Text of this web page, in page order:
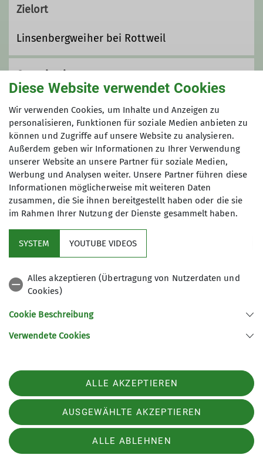
Zielort
Linsenbergweiher bei Rottweil
Organisation
Michael Cieminski
0741 23614
cieminskimicha@gmx.de
Qualifikationen
Zusatzqualifikation
Schneeschuhbergsteigen
Wanderleiter*in
78628 Rottweil
Telefon +4974129026611
Datenschutz-Einstellungen
Datenschutz
Impressum
Diese Website verwendet Cookies
Wir verwenden Cookies, um Inhalte und Anzeigen zu
personalisieren, Funktionen für soziale Medien anbieten zu
können und Zugriffe auf unsere Website zu analysieren.
Außerdem geben wir Informationen zu Ihrer Verwendung
unserer Website an unsere Partner für soziale Medien,
Werbung und Analysen weiter. Unsere Partner führen diese
Informationen möglicherweise mit weiteren Daten
zusammen, die Sie ihnen bereitgestellt haben oder die sie
im Rahmen Ihrer Nutzung der Dienste gesammelt haben.
SYSTEM YOUTUBE VIDEOS
Alles akzeptieren (Übertragung von Nutzerdaten und
Cookies)
Cookie Beschreibung
Verwendete Cookies
ALLE AKZEPTIEREN
AUSGEWÄHLTE AKZEPTIEREN
ALLE ABLEHNEN